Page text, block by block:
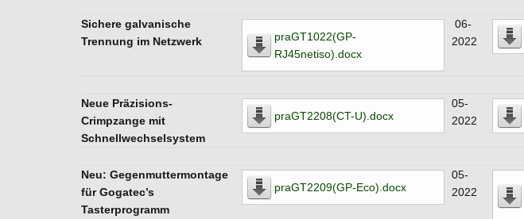
Sichere galvanische
Trennung im Netzwerk
praGT1022(GP-
RJ45netiso).docx
06-
2022
Neue Präzisions-
Crimpzange mit
Schnellwechselsystem
praGT2208(CT-U).docx
05-
2022
Neu: Gegenmuttermontage
für Gogatec’s
Tasterprogramm
praGT2209(GP-Eco).docx
05-
2022